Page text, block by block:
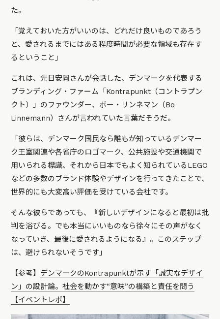
た。
「覚えておいた方がいいのは、どれだけ良いものであろう
と、愛されるまでにはある程度時間が必要な領域も存在す
るということ」
これは、先日安岡さんが会話した、デンマークを代表する
ブランディング・ファーム「Kontrapunkt（コントラプン
クト）」のファウンダー、ボー・リンネマン（Bo
Linnemann）さんが言われていた言葉だそうだ。
「彼らは、デンマーク国民なら誰もが知っているデンマー
ク王室関連や各省庁のロゴマーク、公共施設や交通機関で
用いられる標識、それから日本でもよく知られているLEGO
などの多数のブランド体験やデザインを行ってきたことで、
世界的にも大変高い評価を受けている会社です。
そんな彼らであっても、『新しいデザインになると最初は批
判を浴びる。でも本当にいいものなら徐々にその声がなく
なっていき、最後に愛されるようになる』。このステップ
は、避けられないそうです」
【参考】 デンマークのKontrapunktが示す「誠実なデザイ
ン」の設計論。社会を動かす“意味”の構築と責任を問う
【イベントレポ】